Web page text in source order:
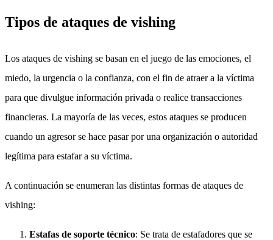
Tipos de ataques de vishing
Los ataques de vishing se basan en el juego de las emociones, el
miedo, la urgencia o la confianza, con el fin de atraer a la víctima
para que divulgue información privada o realice transacciones
financieras. La mayoría de las veces, estos ataques se producen
cuando un agresor se hace pasar por una organización o autoridad
legítima para estafar a su víctima.
A continuación se enumeran las distintas formas de ataques de
vishing:
Estafas de soporte técnico: Se trata de estafadores que se